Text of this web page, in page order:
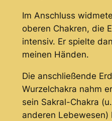
Im Anschluss
oberen Chakren, die
intensiv. Er spielte
meinen Händen.
Die anschließende
Wurzelchakra nahm
sein Sakral-Chakra
anderen